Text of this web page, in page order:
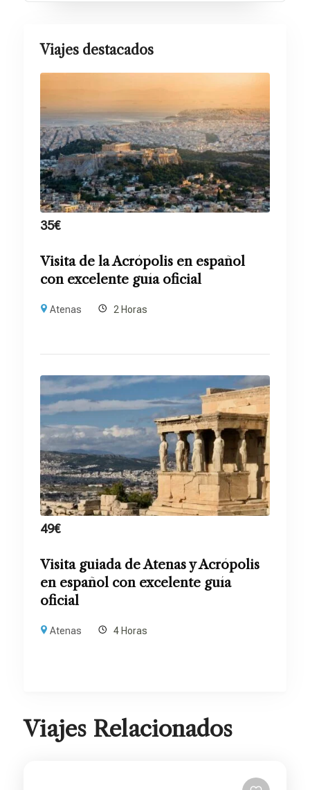
Viajes destacados
35€
Visita de la Acrópolis en español
con excelente guía oficial
Atenas 2 Horas
49€
Visita guiada de Atenas y Acrópolis
en español con excelente guía
oficial
Atenas 4 Horas
Viajes Relacionados